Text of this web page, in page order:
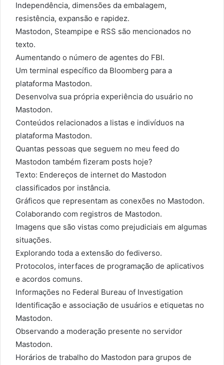
Independência, dimensões da embalagem,
resistência, expansão e rapidez.
Mastodon, Steampipe e RSS são mencionados no
texto.
Aumentando o número de agentes do FBI.
Um terminal específico da Bloomberg para a
plataforma Mastodon.
Desenvolva sua própria experiência do usuário no
Mastodon.
Conteúdos relacionados a listas e indivíduos na
plataforma Mastodon.
Quantas pessoas que seguem no meu feed do
Mastodon também fizeram posts hoje?
Texto: Endereços de internet do Mastodon
classificados por instância.
Gráficos que representam as conexões no Mastodon.
Colaborando com registros de Mastodon.
Imagens que são vistas como prejudiciais em algumas
situações.
Explorando toda a extensão do fediverso.
Protocolos, interfaces de programação de aplicativos
e acordos comuns.
Informações no Federal Bureau of Investigation
Identificação e associação de usuários e etiquetas no
Mastodon.
Observando a moderação presente no servidor
Mastodon.
Horários de trabalho do Mastodon para grupos de